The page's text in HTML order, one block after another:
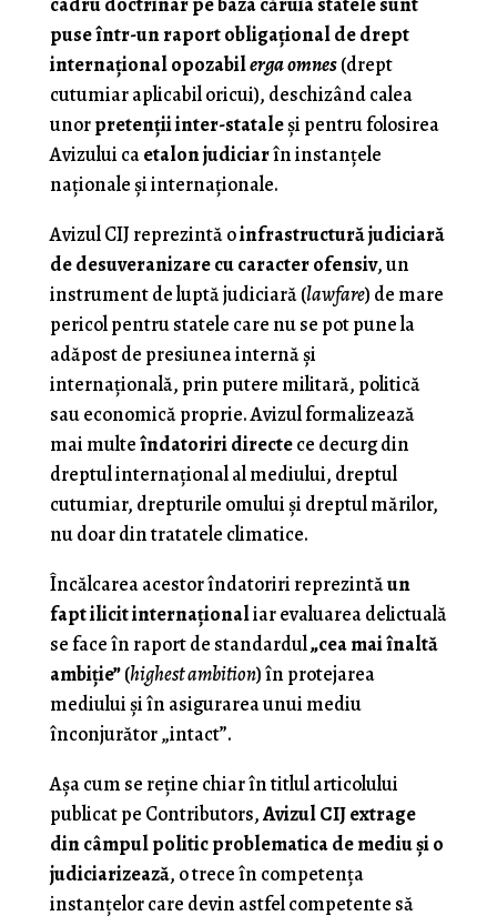
puse într-un raport obligaţional de drept
internaţional opozabilerga omnes(drept
cutumiar aplicabil oricui), deschizând calea
unorpretenţii inter-stataleşi pentru folosirea
Avizului caetalon judiciarîn instanţele
naţionale şi internaţionale.
Avizul CIJ reprezintă oinfrastructură judiciară
de desuveranizare cu caracter ofensiv, un
instrument de luptă judiciară (lawfare) de mare
pericol pentru statele care nu se pot pune la
adăpost de presiunea internă şi
internaţională, prin putere militară, politică
sau economică proprie. Avizul formalizează
mai multeîndatoriri directece decurg din
dreptul internaţional al mediului, dreptul
cutumiar, drepturile omului şi dreptul mărilor,
nu doar din tratatele climatice.
Încălcarea acestor îndatoriri reprezintăun
fapt ilicit internaţionaliar evaluarea delictuală
se face în raport de standardul„cea mai înaltă
ambiţie”(highest ambition) în protejarea
mediului şi în asigurarea unui mediu
înconjurător „intact”.
Aşa cum se reţine chiar în titlul articolului
publicat pe Contributors,Avizul CIJ extrage
din câmpul politic problematica de mediu şi o
judiciarizează, o trece în competenţa
instanţelor care devin astfel competente să